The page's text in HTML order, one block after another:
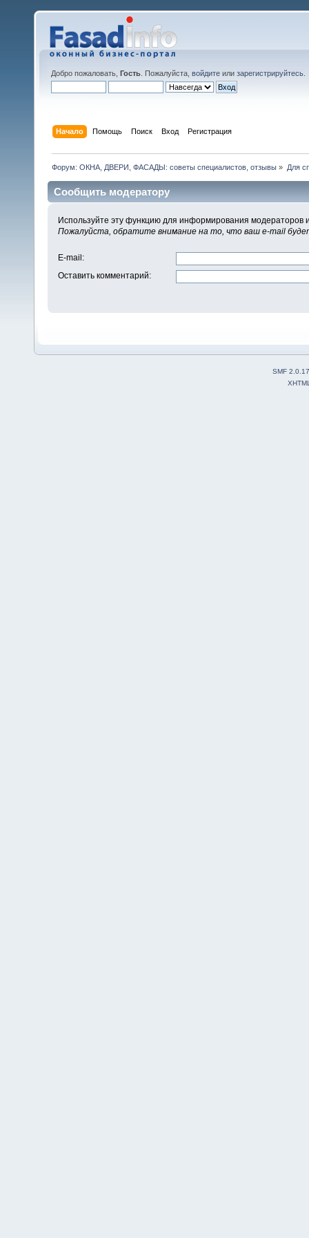
Добро пожаловать, Гость . Пожалуйста, войдите или зарегистрируйтесь
Начало Помощь Поиск Вход Регистрация
Форум: ОКНА, ДВЕРИ, ФАСАДЫ: советы специалистов, отзывы » Для
Сообщить модератору
Используйте эту функцию для информирования модераторов
Пожалуйста, обратите внимание на то, что ваш e-mail
E-mail :
Оставить комментарий:
SMF 2.0.17